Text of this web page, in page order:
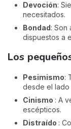
Devoción:
necesitados.
Bondad: Son
dispuestos a
Los
Pesimismo:
desde el lado
Cinismo : A
escépticos.
Distraído :